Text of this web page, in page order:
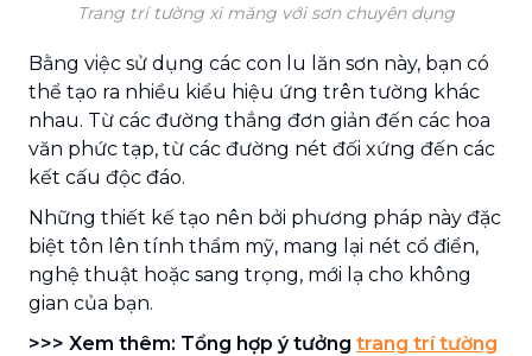
Trang trí tường xi măng với sơn chuyên dụng
Bằng việc sử dụng các con lu lăn sơn này, bạn có
thể tạo ra nhiều kiểu hiệu ứng trên tường khác
nhau. Từ các đường thẳng đơn giản đến các hoa
văn phức tạp, từ các đường nét đối xứng đến các
kết cấu độc đáo.
Những thiết kế tạo nên bởi phương pháp này đặc
biệt tôn lên tính thẩm mỹ, mang lại nét cổ điển,
nghệ thuật hoặc sang trọng, mới lạ cho không
gian của bạn.
>>> Xem thêm: Tổng hợp ý tưởng trang trí tường